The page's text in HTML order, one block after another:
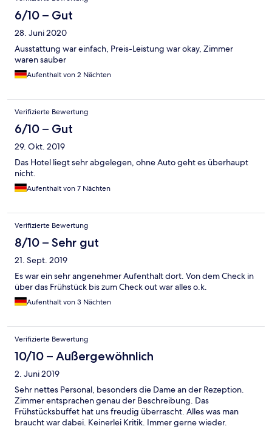
6/10 – Gut
28. Juni 2020
Ausstattung war einfach, Preis-Leistung war okay, Zimmer
waren sauber
Aufenthalt von 2 Nächten
Verifizierte Bewertung
6/10 – Gut
29. Okt. 2019
Das Hotel liegt sehr abgelegen, ohne Auto geht es überhaupt
nicht.
Aufenthalt von 7 Nächten
Verifizierte Bewertung
8/10 – Sehr gut
21. Sept. 2019
Es war ein sehr angenehmer Aufenthalt dort. Von dem Check in
über das Frühstück bis zum Check out war alles o.k.
Aufenthalt von 3 Nächten
Verifizierte Bewertung
10/10 – Außergewöhnlich
2. Juni 2019
Sehr nettes Personal, besonders die Dame an der Rezeption.
Zimmer entsprachen genau der Beschreibung. Das
Frühstücksbuffet hat uns freudig überrascht. Alles was man
braucht war dabei. Keinerlei Kritik. Immer gerne wieder.